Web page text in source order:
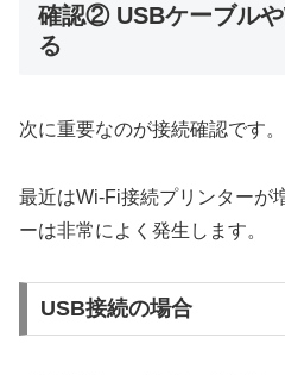
確認② USBケーブル
る
次に重要なのが接続確認です。
最近はWi-Fi接続プリンターが
ーは非常によく発生します。
USB接続の場合